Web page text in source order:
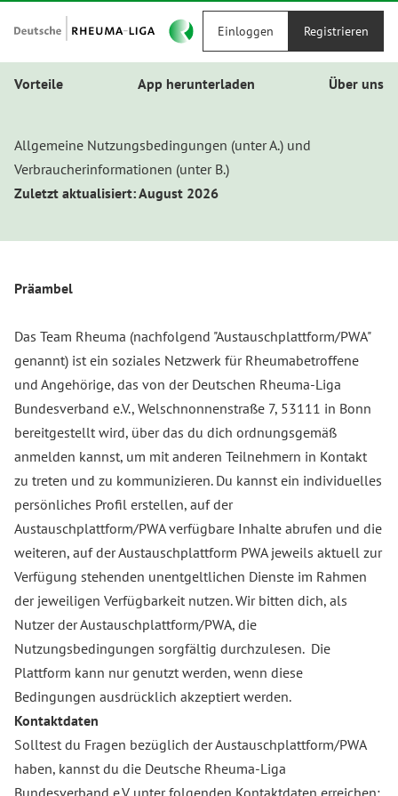
Vorteile App herunterladen Über uns
Einloggen Registrieren
Allgemeine Nutzungsbedingungen (unter A.) und
Verbraucherinformationen (unter B.)
Zuletzt aktualisiert: August 2026
Präambel
Das Team Rheuma (nachfolgend "Austauschplattform/PWA"
genannt) ist ein soziales Netzwerk für Rheumabetroffene
und Angehörige, das von der Deutschen Rheuma-Liga
Bundesverband e.V., Welschnonnenstraße 7, 53111 in Bonn
bereitgestellt wird, über das du dich ordnungsgemäß
anmelden kannst, um mit anderen Teilnehmern in Kontakt
zu treten und zu kommunizieren. Du kannst ein individuelles
persönliches Profil erstellen, auf der
Austauschplattform/PWA verfügbare Inhalte abrufen und die
weiteren, auf der Austauschplattform PWA jeweils aktuell zur
Verfügung stehenden unentgeltlichen Dienste im Rahmen
der jeweiligen Verfügbarkeit nutzen. Wir bitten dich, als
Nutzer der Austauschplattform/PWA, die
Nutzungsbedingungen sorgfältig durchzulesen. Die
Plattform kann nur genutzt werden, wenn diese
Bedingungen ausdrücklich akzeptiert werden.
Kontaktdaten
Solltest du Fragen bezüglich der Austauschplattform/PWA
haben, kannst du die Deutsche Rheuma-Liga
Bundesverband e.V. unter folgenden Kontaktdaten erreichen: